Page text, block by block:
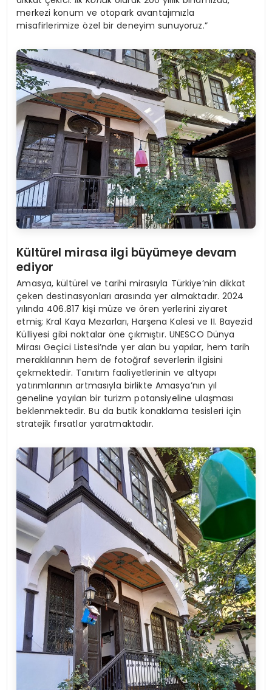
merkezi konum ve otopark avantajımızla
misafirlerimize özel bir deneyim sunuyoruz.”
Kültürel mirasa ilgi büyümeye devam
ediyor
Amasya, kültürel ve tarihi mirasıyla Türkiye’nin dikkat
çeken destinasyonları arasında yer almaktadır. 2024
yılında 406.817 kişi müze ve ören yerlerini ziyaret
etmiş; Kral Kaya Mezarları, Harşena Kalesi ve II. Bayezid
Külliyesi gibi noktalar öne çıkmıştır. UNESCO Dünya
Mirası Geçici Listesi’nde yer alan bu yapılar, hem tarih
meraklılarının hem de fotoğraf severlerin ilgisini
çekmektedir. Tanıtım faaliyetlerinin ve altyapı
yatırımlarının artmasıyla birlikte Amasya’nın yıl
geneline yayılan bir turizm potansiyeline ulaşması
beklenmektedir. Bu da butik konaklama tesisleri için
stratejik fırsatlar yaratmaktadır.